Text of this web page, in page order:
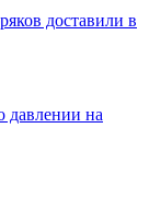
доставили в
на